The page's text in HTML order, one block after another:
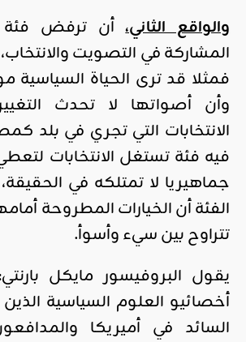
والواقع الثاني،أن ترفض فئة
المشاركة في التصويت والانتخاب،
فمثلا قد ترى الحياة السياسية
وأن أصواتها لا تحدث
الانتخابات التي تجري في بلد
فيه فئة تستغل الانتخابات
جماهيريا لا تمتلكه في
الفئة أن الخيارات المطروحة
تتراوح بين سيء وأسوأ.
يقول البروفيسور مايكل
أخصائيو العلوم السياسية الذين
السائد في أميريكا